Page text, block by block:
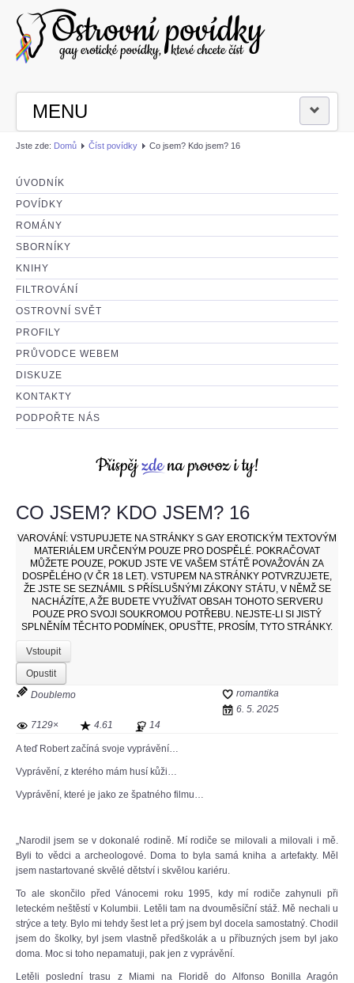
MENU
PŘIHLÁSIT SE
ČÍST POVÍDKY
NAPSAT POVÍDKU
Jste zde: Domů Číst povídky Co jsem? Kdo jsem? 16
ÚVODNÍK
POVÍDKY
ROMÁNY
SBORNÍKY
KNIHY
FILTROVÁNÍ
OSTROVNÍ SVĚT
PROFILY
PRŮVODCE WEBEM
DISKUZE
KONTAKTY
PODPOŘTE NÁS
CO JSEM? KDO JSEM? 16
VAROVÁNÍ: VSTUPUJETE NA STRÁNKY S GAY EROTICKÝM TEXTOVÝM
MATERIÁLEM URČENÝM POUZE PRO DOSPĚLÉ. POKRAČOVAT
MŮŽETE POUZE, POKUD JSTE VE VAŠEM STÁTĚ POVAŽOVÁN ZA
DOSPĚLÉHO (V ČR 18 LET). VSTUPEM NA STRÁNKY POTVRZUJETE,
ŽE JSTE SE SEZNÁMIL S PŘÍSLUŠNÝMI ZÁKONY STÁTU, V NĚMŽ SE
NACHÁZÍTE, A ŽE BUDETE VYUŽÍVAT OBSAH TOHOTO SERVERU
POUZE PRO SVOJI SOUKROMOU POTŘEBU. NEJSTE-LI SI JISTÝ
SPLNĚNÍM TĚCHTO PODMÍNEK, OPUSŤTE, PROSÍM, TYTO STRÁNKY.
Vstoupit
Opustit
Doublemo
romantika
6. 5. 2025
7129×
4.61 14
A teď Robert začíná svoje vyprávění…
Vyprávění, z kterého mám husí kůži…
Vyprávění, které je jako ze špatného filmu…
„Narodil jsem se v dokonalé rodině. Mí rodiče se milovali a milovali i mě.
Byli to vědci a archeologové. Doma to byla samá kniha a artefakty. Měl
jsem nastartované skvělé dětství i skvělou kariéru.
To ale skončilo před Vánocemi roku 1995, kdy mí rodiče zahynuli při
leteckém neštěstí v Kolumbii. Letěli tam na dvouměsíční stáž. Mě nechali u
strýce a tety. Bylo mi tehdy šest let a prý jsem byl docela samostatný. Chodil
jsem do školky, byl jsem vlastně předškolák a u příbuzných jsem byl jako
doma. Moc si toho nepamatuji, pak jen z vyprávění.
Letěli poslední trasu z Miami na Floridě do Alfonso Bonilla Aragón